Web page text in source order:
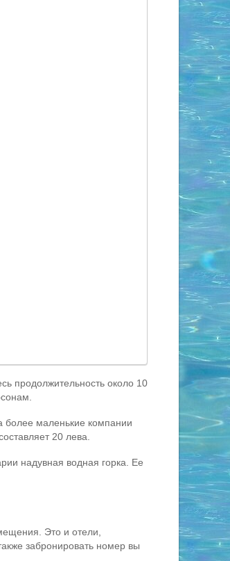
продолжительность около 10
более маленькие компании
20 лева.
надувная водная горка. Ее
Это и отели,
забронировать номер вы